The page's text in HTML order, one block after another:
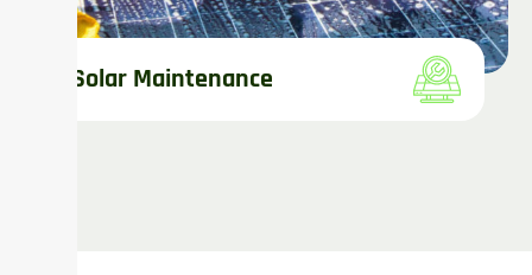
Solar Maintenance